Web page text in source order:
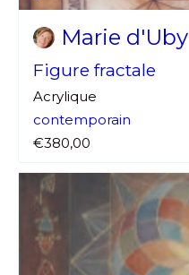
Marie d'Uby
Figure fractale
Acrylique
contemporain
€380,00